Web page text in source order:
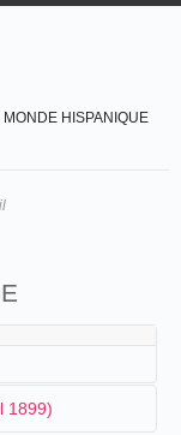
HISPANIQUE
1899)